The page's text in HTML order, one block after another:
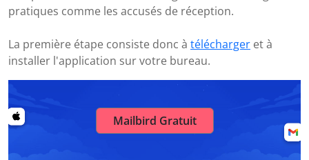
pratiques comme les accusés de réception.
La première étape consiste donc à télécharger et à
installer l'application sur votre bureau.
Mailbird Gratuit